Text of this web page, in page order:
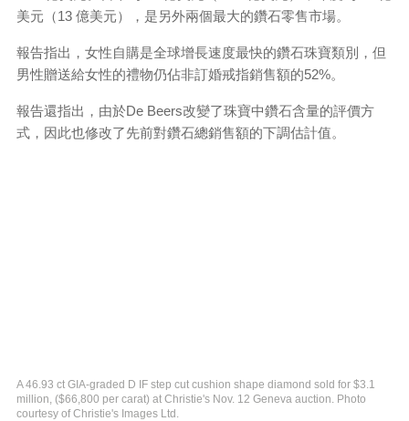
美元（13 億美元），是另外兩個最大的鑽石零售市場。
報告指出，女性自購是全球增長速度最快的鑽石珠寶類別，但
男性贈送給女性的禮物仍佔非訂婚戒指銷售額的52%。
報告還指出，由於De Beers改變了珠寶中鑽石含量的評價方
式，因此也修改了先前對鑽石總銷售額的下調估計值。
A 46.93 ct GIA-graded D IF step cut cushion shape diamond sold for $3.1
million, ($66,800 per carat) at Christie's Nov. 12 Geneva auction. Photo
courtesy of Christie's Images Ltd.